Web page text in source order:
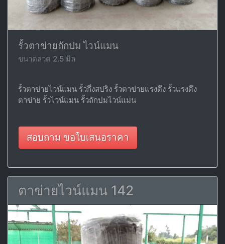
รั้วตาข่ายถักปม ไวน์แมน
ขนาดลวด 2.5 มิล
รั้วตาข่ายไวน์แมน รั้วกึ่งสปริง รั้วตาข่ายแรงดึง รั้วแรงดึง
ตาข่าย รั้วไวน์แมน รั้วถักปมไวน์แมน
สอบถาม ขอใบเสนอราคา
ตาข่ายไวน์แมน 142